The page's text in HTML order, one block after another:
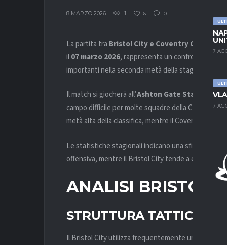
7
7
8 MARZO 2026 1 6 0
La partita tra Bristol City e Coventry City ,
il07 marzo 2026, rappresenta un confronto
importanti nella seconda metà della stagione.
Il match si giocherà all’Ashton Gate Stadium di
campo difficile per molte squadre della
metà alta della classifica, mentre il Coventry
Le statistiche stagionali indicano una sfida
offensiva, mentre il Bristol City tende a essere
ANALISI BRISTOL
STRUTTURA TATTICA
Il Bristol City utilizza frequentemente un